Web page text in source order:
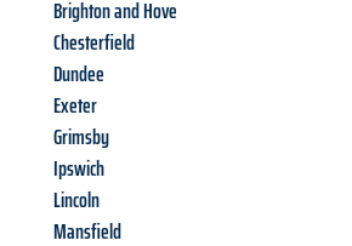
Brighton and Hove
Chesterfield
Dundee
Exeter
Grimsby
Ipswich
Lincoln
Mansfield